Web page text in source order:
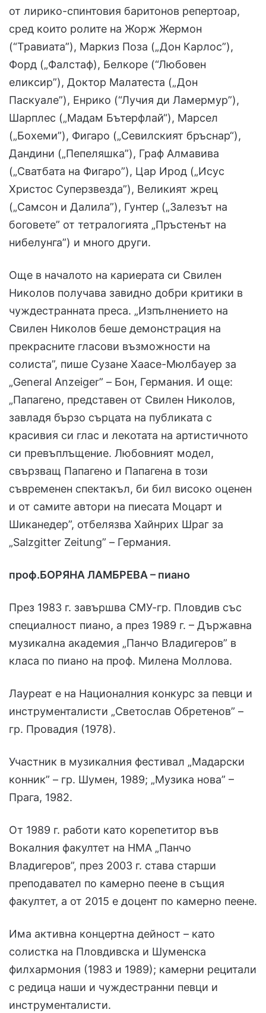
от лирико-спинтовия баритонов репертоар,
сред които ролите на Жорж Жермон
(“Травиата”), Маркиз Поза („Дон Карлос”),
Форд („Фалстаф), Белкоре (“Любовен
еликсир”), Доктор Малатеста („Дон
Паскуале”), Енрико (“Лучия ди Ламермур”),
Шарплес („Мадам Бътерфлай“), Марсел
(„Бохеми”), Фигаро („Севилският бръснар“),
Дандини („Пепеляшка”), Граф Алмавива
(„Сватбата на Фигаро”), Цар Ирод („Исус
Христос Суперзвезда”), Великият жрец
(„Самсон и Далила”), Гунтер („Залезът на
боговете” от тетралогията „Пръстенът на
нибелунга”) и много други.
Още в началото на кариерата си Свилен
Николов получава завидно добри критики в
чуждестранната преса. „Изпълнението на
Свилен Николов беше демонстрация на
прекрасните гласови възможности на
солиста”, пише Сузане Хаасе-Мюлбауер за
„General Anzeiger” – Бон, Германия. И още:
„Папагено, представен от Свилен Николов,
завладя бързо сърцата на публиката с
красивия си глас и лекотата на артистичното
си превъплъщение. Любовният модел,
свързващ Папагено и Папагена в този
съвременен спектакъл, би бил високо оценен
и от самите автори на пиесата Моцарт и
Шиканедер”, отбелязва Хайнрих Шраг за
„Salzgitter Zeitung” – Германия.
проф.БОРЯНА ЛАМБРЕВА – пиано
През 1983 г. завършва СМУ-гр. Пловдив със
специалност пиано, а през 1989 г. – Държавна
музикална академия „Панчо Владигеров” в
класа по пиано на проф. Милена Моллова.
Лауреат е на Националния конкурс за певци и
инструменталисти „Светослав Обретенов” –
гр. Провадия (1978).
Участник в музикалния фестивал „Мадарски
конник” – гр. Шумен, 1989; „Музика нова” –
Прага, 1982.
От 1989 г. работи като корепетитор във
Вокалния факултет на НМА „Панчо
Владигеров”, през 2003 г. става старши
преподавател по камерно пеене в същия
факултет, а от 2015 е доцент по камерно пеене.
Има активна концертна дейност – като
солистка на Пловдивска и Шуменска
филхармония (1983 и 1989); камерни рецитали
с редица наши и чуждестранни певци и
инструменталисти.